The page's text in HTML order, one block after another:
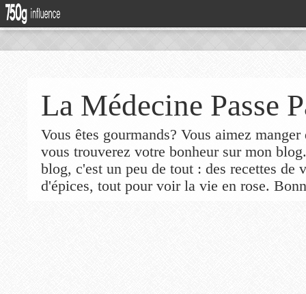
La Médecine Passe
Vous êtes gourmands? Vous aimez
vous trouverez votre bonheur sur mon
blog, c'est un peu de tout : des recettes de
d'épices, tout pour voir la vie en rose.